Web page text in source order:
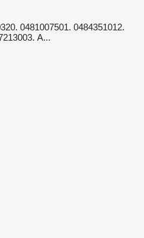
0481007501. 0484351012.
А...